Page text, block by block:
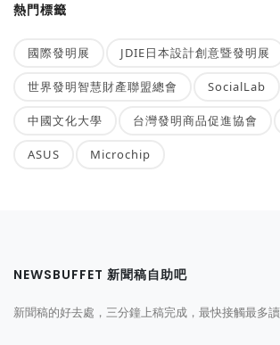
熱門標籤
國際發明展 JDIE日本設計創意暨發明展
世界發明智慧財產聯盟總會 SocialLab
中國文化大學 台灣發明商品促進協會
ASUS Microchip
NEWSBUFFET 新聞稿自助吧
新聞稿的好去處，三分鐘上稿完成，最快接觸最多讀